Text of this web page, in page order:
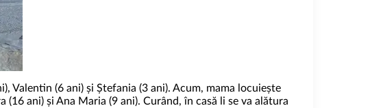
Valentin (6 ani) și Ștefania (3 ani). Acum, mama locuiește
ani) și Ana Maria (9 ani). Curând, în casă li se va alătura